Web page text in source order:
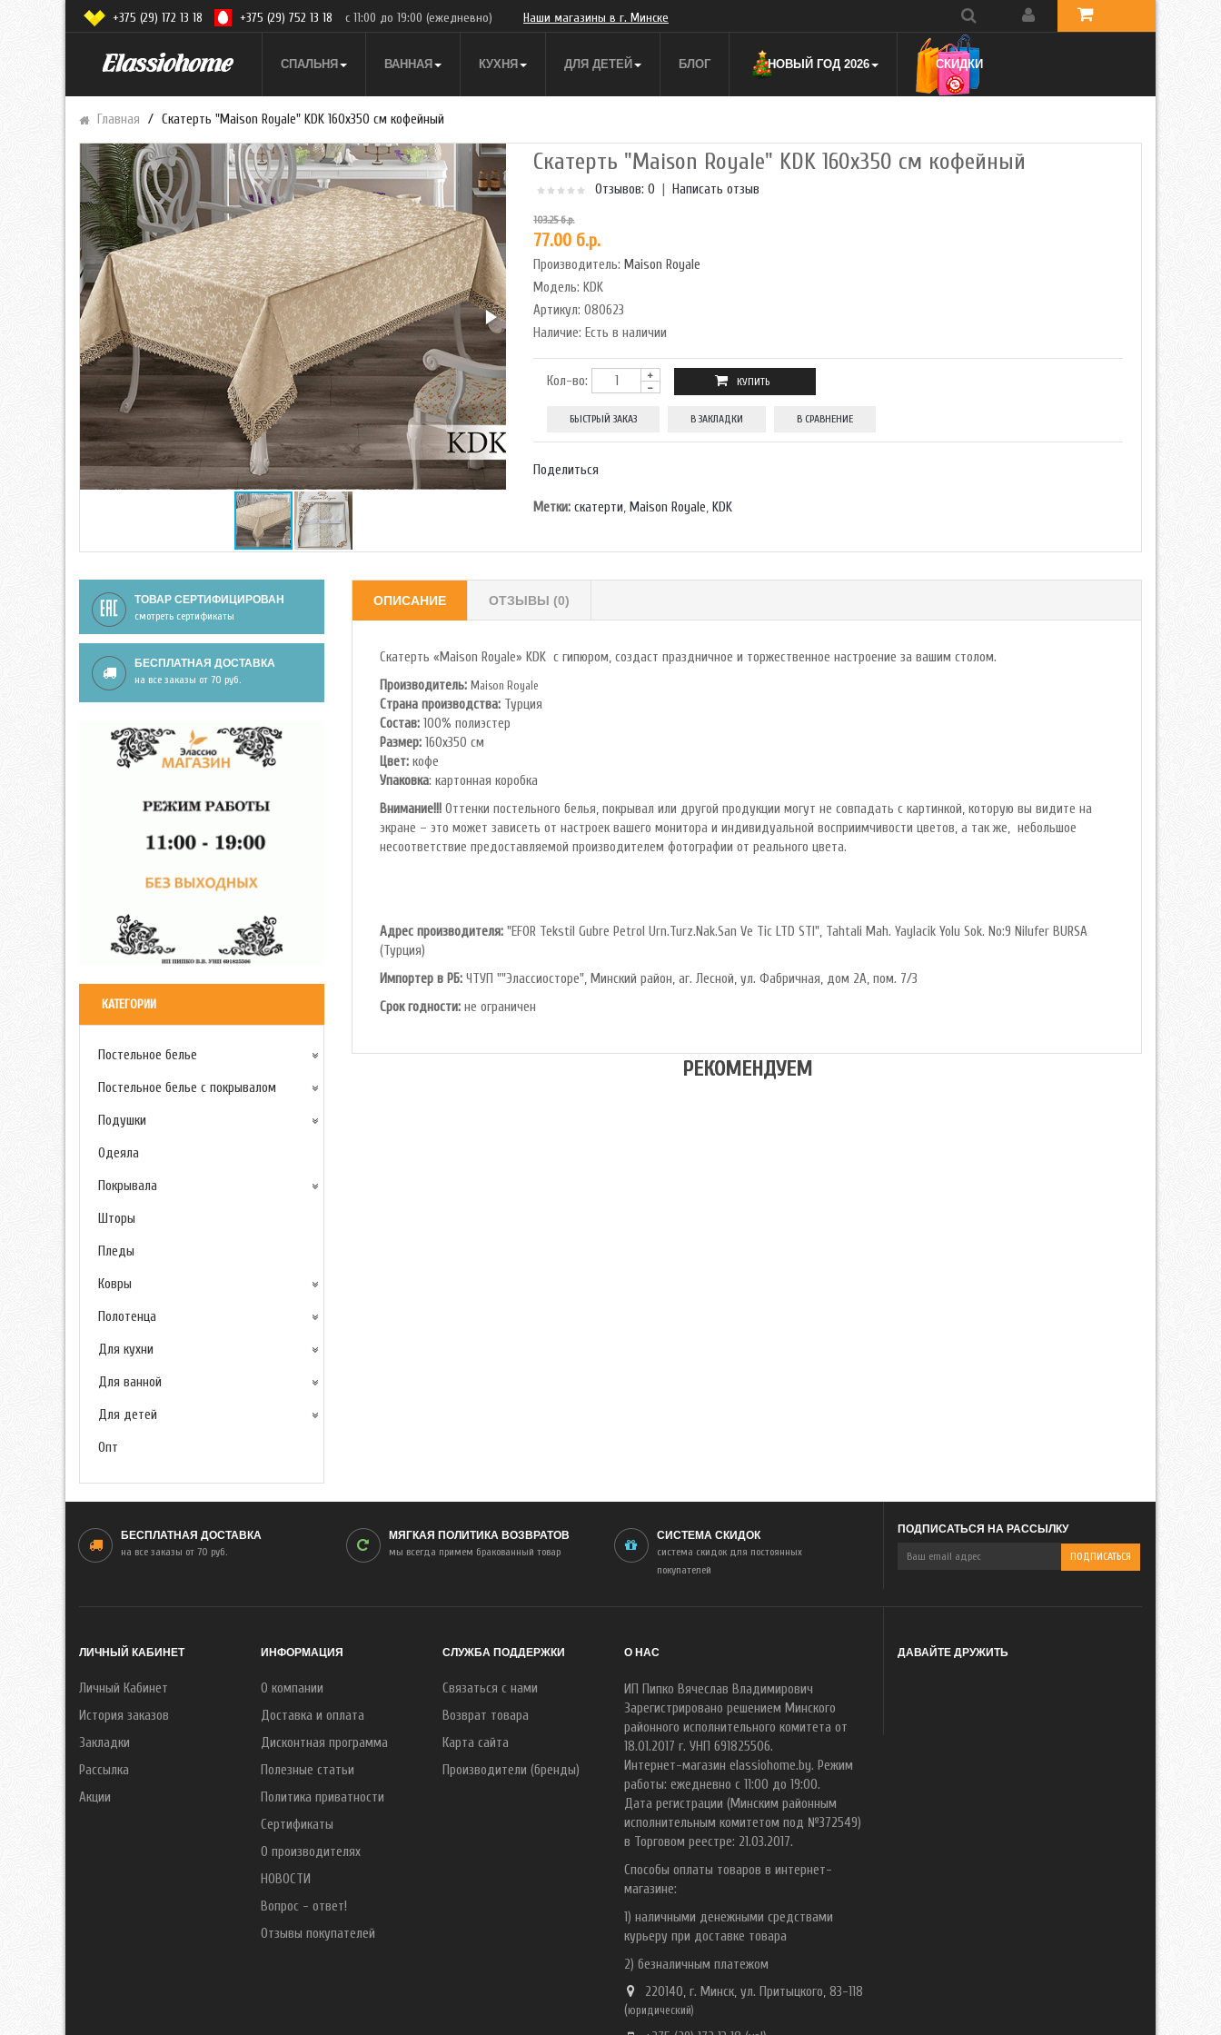
СПАЛЬНЯ ВАННАЯ КУХНЯ ДЛЯ ДЕТЕЙ БЛОГ НОВЫЙ ГОД 2026 СКИДКИ
+375 (29) 172 13 18 +375 (29) 752 13 18 с 11:00 до 19:00 (ежедневно) Наши магазины в г. Минске
Главная Скатерть "Maison Royale" KDK 160x350 см кофейный
Скатерть "Maison Royale" KDK 160x350 см кофейный
Отзывов: 0 Написать отзыв
103.25 б.р.
77.00 б.р.
Производитель: Maison Royale
Модель: KDK
Артикул:080623
Наличие: Есть в наличии
Кол-во:
БЫСТРЫЙ ЗАКАЗ В ЗАКЛАДКИ В СРАВНЕНИЕ
Поделиться
Метки: скатерти, Maison Royale, KDK
ТОВАР СЕРТИФИЦИРОВАН
смотреть сертификаты
БЕСПЛАТНАЯ ДОСТАВКА
на все заказы от 70 руб.
КАТЕГОРИИ
Постельное белье
Постельное белье с покрывалом
Подушки
Одеяла
Покрывала
Шторы
Пледы
Ковры
Полотенца
Для кухни
Для ванной
Для детей
Опт
ОПИСАНИЕ ОТЗЫВЫ (0)
Скатерть «Maison Royale» KDK с гипюром, создаст праздничное и торжественное настроение за вашим столом.
Производитель: Maison Royale
Страна производства: Турция
Состав: 100% полиэстер
Размер: 160х350 см
Цвет: кофе
Упаковка: картонная коробка
Внимание!!! Оттенки постельного белья, покрывал или другой продукции могут не совпадать с картинкой, которую вы видите на
экране – это может зависеть от настроек вашего монитора и индивидуальной восприимчивости цветов, а так же, небольшое
несоответствие предоставляемой производителем фотографии от реального цвета.
Адрес производителя: "EFOR Tekstil Gubre Petrol Urn.Turz.Nak.San Ve Tic LTD STI", Tahtali Mah. Yaylacik Yolu Sok. No:9 Nilufer BURSA
(Турция)
Импортер в РБ: ЧТУП ""Элассиосторе", Минский район, аг. Лесной, ул. Фабричная, дом 2А, пом. 7/3
Срок годности: не ограничен
РЕКОМЕНДУЕМ
БЕСПЛАТНАЯ ДОСТАВКА
на все заказы от 70 руб.
МЯГКАЯ ПОЛИТИКА ВОЗВРАТОВ
мы всегда примем бракованный товар
СИСТЕМА СКИДОК
система скидок для постоянных
покупателей
ПОДПИСАТЬСЯ НА РАССЫЛКУ
ЛИЧНЫЙ КАБИНЕТ
Личный Кабинет
История заказов
Закладки
Рассылка
Акции
ИНФОРМАЦИЯ
О компании
Доставка и оплата
Дисконтная программа
Полезные статьи
Политика приватности
Сертификаты
О производителях
НОВОСТИ
Вопрос - ответ!
Отзывы покупателей
СЛУЖБА ПОДДЕРЖКИ
Связаться с нами
Возврат товара
Карта сайта
Производители (бренды)
О НАС
ИП Пипко Вячеслав Владимирович
Зарегистрировано решением Минского
районного исполнительного комитета от
18.01.2017 г. УНП 691825506.
Интернет-магазин elassiohome.by. Режим
работы: ежедневно с 11:00 до 19:00.
Дата регистрации (Минским районным
исполнительным комитетом под №372549)
в Торговом реестре: 21.03.2017.
Способы оплаты товаров в интернет-
магазине:
1) наличными денежными средствами
курьеру при доставке товара
2) безналичным платежом
220140, г. Минск, ул. Притыцкого, 83-118
(юридический)
ДАВАЙТЕ ДРУЖИТЬ